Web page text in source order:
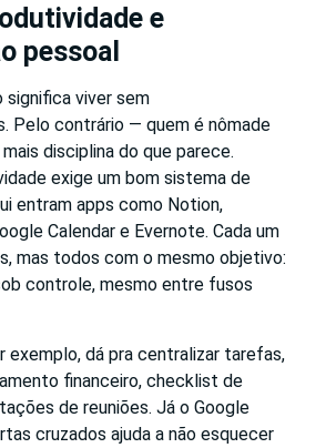
e
pessoal
significa viver sem
Pelo contrário — quem é nômade
disciplina do que parece.
exige um bom sistema de
entram apps como Notion,
Calendar e Evernote. Cada um
mas todos com o mesmo objetivo:
controle, mesmo entre fusos
exemplo, dá pra centralizar tarefas,
financeiro, checklist de
de reuniões. Já o Google
cruzados ajuda a não esquecer